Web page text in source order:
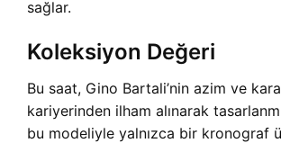
sağlar.
Koleksiyon Değeri
Bu saat, Gino Bartali’nin azim ve
kariyerinden ilham alınarak
bu modeliyle yalnızca bir kronograf